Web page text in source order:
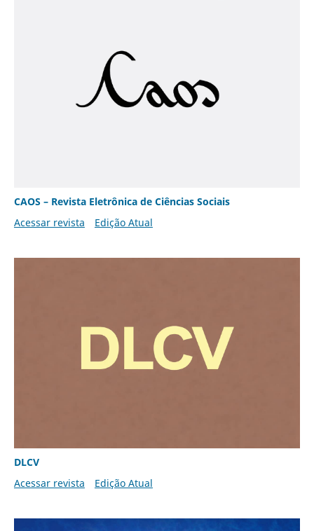
CAOS – Revista Eletrônica de Ciências Sociais
Acessar revista
Edição Atual
DLCV
Acessar revista
Edição Atual